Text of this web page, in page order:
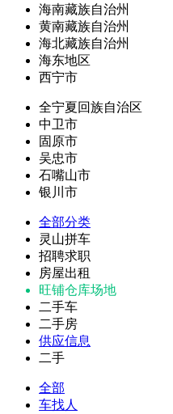
海南藏族自治州
黄南藏族自治州
海北藏族自治州
海东地区
西宁市
全宁夏回族自治区
中卫市
固原市
吴忠市
石嘴山市
银川市
全部分类
灵山拼车
招聘求职
房屋出租
旺铺仓库场地
二手车
二手房
供应信息
二手
全部
车找人